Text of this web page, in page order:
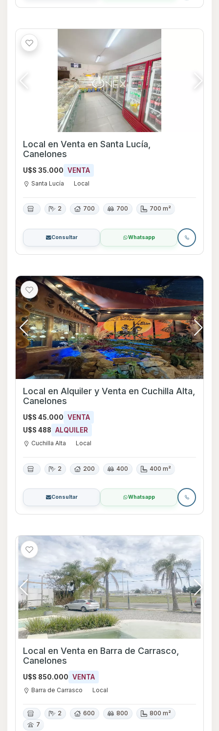
Local en Venta en Santa Lucía,
Canelones
U$S 35.000 VENTA
Santa Lucía Local
2 700 700 700 m²
Consultar Whatsapp
Local en Alquiler y Venta en Cuchilla Alta,
Canelones
U$S 45.000 VENTA
U$S 488 ALQUILER
Cuchilla Alta Local
2 200 400 400 m²
Consultar Whatsapp
Local en Venta en Barra de Carrasco,
Canelones
U$S 850.000 VENTA
Barra de Carrasco Local
2 600 800
800 m²
7